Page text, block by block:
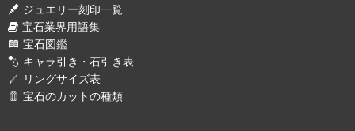
ジュエリー刻印一覧
宝石業界用語集
宝石図鑑
キャラ引き・石引き表
リングサイズ表
宝石のカットの種類